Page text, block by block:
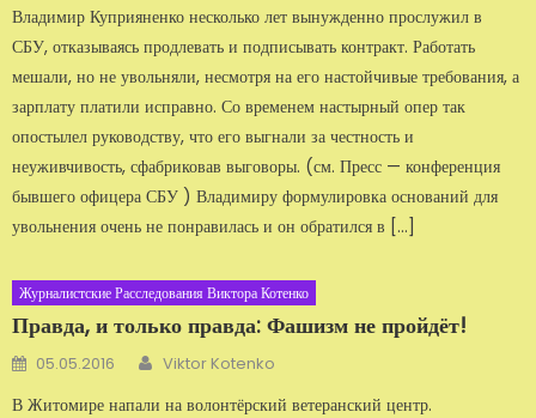
Владимир Куприяненко несколько лет вынужденно прослужил в
СБУ, отказываясь продлевать и подписывать контракт. Работать
мешали, но не увольняли, несмотря на его настойчивые требования, а
зарплату платили исправно. Со временем настырный опер так
опостылел руководству, что его выгнали за честность и
неуживчивость, сфабриковав выговоры. (см. Пресс — конференция
бывшего офицера СБУ ) Владимиру формулировка оснований для
увольнения очень не понравилась и он обратился в […]
Журналистские Расследования Виктора Котенко
Правда, и только правда: Фашизм не пройдёт!
Добавлено
05.05.2016 Автор
Viktor Kotenko
В Житомире напали на волонтёрский ветеранский центр.